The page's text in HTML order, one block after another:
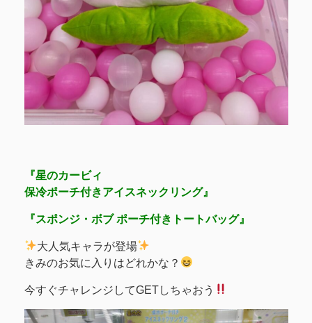
『星のカービィ
保冷ポーチ付きアイスネックリング』
『スポンジ・ボブ ポーチ付きトートバッグ』
大人気キャラが登場
きみのお気に入りはどれかな？
今すぐチャレンジしてGETしちゃおう